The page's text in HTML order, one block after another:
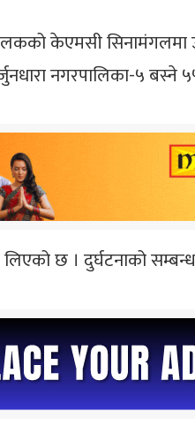
केएमसी
नगरपालिका-५
लिएको छ । दुर्घटनाको